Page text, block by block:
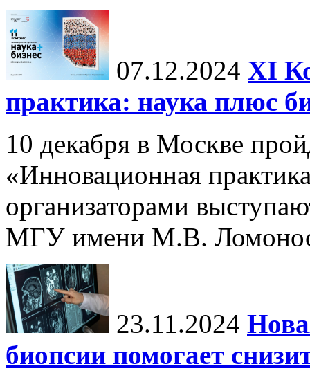
07.12.2024 ХI
практика: наука плюс
10 декабря в Москве
«Инновационная
организаторами
МГУ имени М.В.
23.11.2024
биопсии помогает